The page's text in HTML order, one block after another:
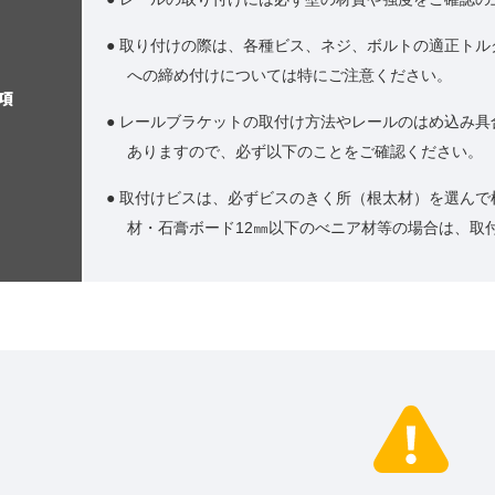
● 取り付けの際は、各種ビス、ネジ、ボルトの適正ト
への締め付けについては特にご注意ください。
● レールブラケットの取付け方法やレールのはめ込み
ありますので、必ず以下のことをご確認ください。
● 取付けビスは、必ずビスのきく所（根太材）を選ん
材・石膏ボード12㎜以下のべニア材等の場合は、